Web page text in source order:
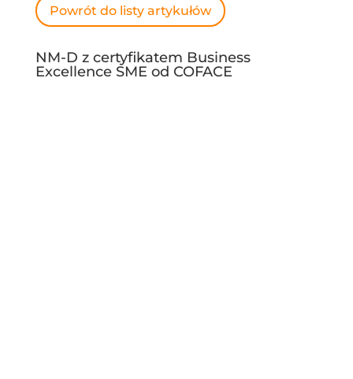
Powrót do listy artykułów
NM-D z certyfikatem Business
Excellence SME od COFACE